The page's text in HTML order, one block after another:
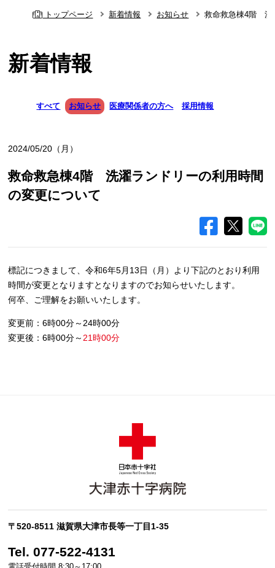
トップページ 新着情報 お知らせ 救命救急棟4階 洗
新着情報
すべて お知らせ 医療関係者の方へ 採用情報
2024/05/20（月）
救命救急棟4階 洗濯ランドリーの利用時間
の変更について
標記につきまして、令和6年5月13日（月）より下記のとおり利用
時間が変更となりますとなりますのでお知らせいたします。
何卒、ご理解をお願いいたします。
変更前：6時00分～24時00分
変更後：6時00分～ 21時00分
〒520-8511 滋賀県大津市長等一丁目1-35
Tel. 077-522-4131